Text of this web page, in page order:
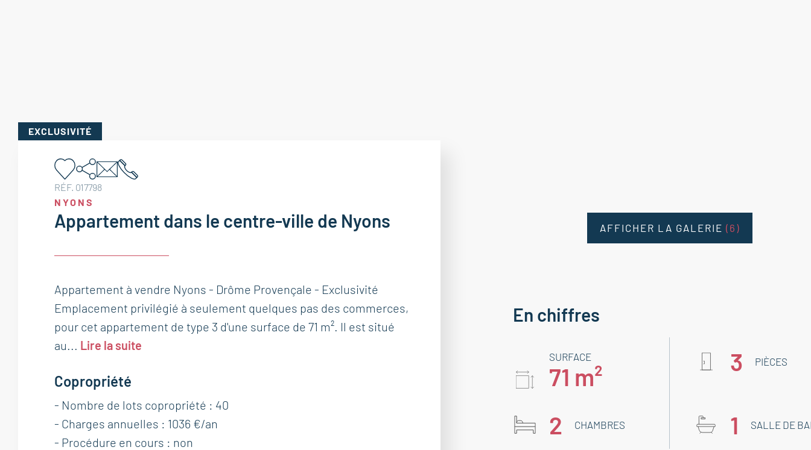
EXCLUSIVITÉ
RÉF. 017798
NYONS
Appartement dans le centre-ville de Nyons
Appartement à vendre Nyons - Drôme Provençale - Exclusivité
Emplacement privilégié à seulement quelques pas des commerces,
pour cet appartement de type 3 d'une surface de 71 m². Il est situé
au... Lire la suite
Copropriété
- Nombre de lots copropriété : 40
- Charges annuelles : 1036 €/an
- Procédure en cours : non
AFFICHER LA GALERIE (6)
En chiffres
SURFACE
71 m²
3 PIÈCES
2 CHAMBRES 1 SALLE DE